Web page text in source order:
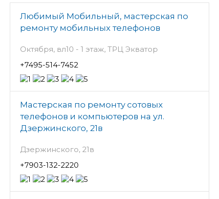
Любимый Мобильный, мастерская по
ремонту мобильных телефонов
Октября, вл10 - 1 этаж, ТРЦ Экватор
+7495-514-7452
Мастерская по ремонту сотовых
телефонов и компьютеров на ул.
Дзержинского, 21в
Дзержинского, 21в
+7903-132-2220